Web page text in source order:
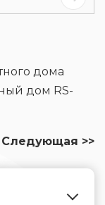
дома
дом RS-
Следующая >>